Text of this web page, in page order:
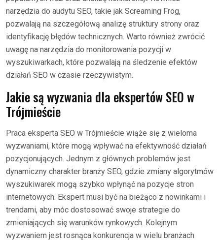
narzędzia do audytu SEO, takie jak Screaming Frog,
pozwalają na szczegółową analizę struktury strony oraz
identyfikację błędów technicznych. Warto również zwrócić
uwagę na narzędzia do monitorowania pozycji w
wyszukiwarkach, które pozwalają na śledzenie efektów
działań SEO w czasie rzeczywistym.
Jakie są wyzwania dla ekspertów SEO w
Trójmieście
Praca eksperta SEO w Trójmieście wiąże się z wieloma
wyzwaniami, które mogą wpływać na efektywność działań
pozycjonujących. Jednym z głównych problemów jest
dynamiczny charakter branży SEO, gdzie zmiany algorytmów
wyszukiwarek mogą szybko wpłynąć na pozycje stron
internetowych. Ekspert musi być na bieżąco z nowinkami i
trendami, aby móc dostosować swoje strategie do
zmieniających się warunków rynkowych. Kolejnym
wyzwaniem jest rosnąca konkurencja w wielu branżach